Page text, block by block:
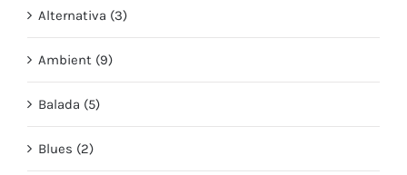
Alternativa (3)
Ambient (9)
Balada (5)
Blues (2)